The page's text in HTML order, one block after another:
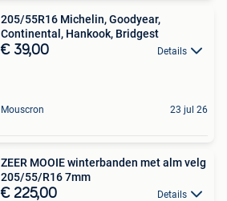
205/55R16 Michelin, Goodyear,
Continental, Hankook, Bridgest
€ 39,00 Details
Mouscron 23 jul 26
ZEER MOOIE winterbanden met alm velg
205/55/R16 7mm
€ 225,00 Details